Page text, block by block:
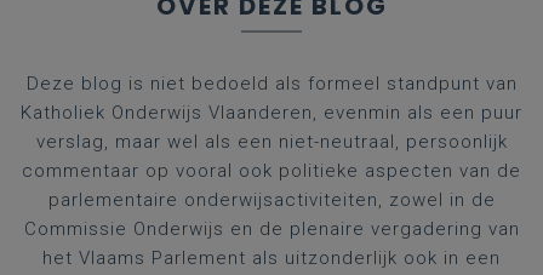
Deze blog is niet bedoeld als formeel standpunt van
Katholiek Onderwijs Vlaanderen, evenmin als een puur
verslag, maar wel als een niet-neutraal, persoonlijk
commentaar op vooral ook politieke aspecten van de
parlementaire onderwijsactiviteiten, zowel in de
Commissie Onderwijs en de plenaire vergadering van
het Vlaams Parlement als uitzonderlijk ook in een